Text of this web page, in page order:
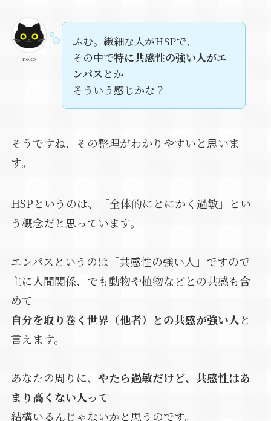
neko
ふむ。繊細な人がHSPで、
その中で特に共感性の強い人がエ
ンパス とか
そういう感じかな？
そうですね、その整理がわかりやすいと思いま
す。
HSPというのは、「全体的にとにかく過敏」とい
う概念だと思っています。
エンパスというのは「共感性の強い人」ですので
主に人間関係、でも動物や植物などとの共感も含
めて
自分を取り巻く世界（他者）との共感が強い人と
言えます。
あなたの周りに、 やたら過敏だけど、共感性はあ
まり高くない人って
結構いるんじゃないかと思うのです。